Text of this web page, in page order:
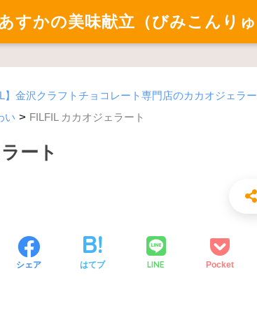
すかの美味献立（びみこんりゅ
】金沢クラフトチョコレート専門店のカカオジェラ
い > FILFIL カカオジェラート
ート
シェア はてブ LINE Pocket